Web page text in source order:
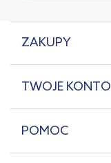
ZAKUPY
TWOJE KONTO
POMOC